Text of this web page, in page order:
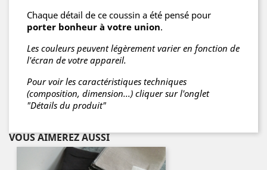
Chaque détail de ce coussin a été pensé pour
porter bonheur à votre union.
Les couleurs peuvent légèrement varier en fonction de
l'écran de votre appareil.
Pour voir les caractéristiques techniques
(composition, dimension...) cliquer sur l'onglet
"Détails du produit"
VOUS AIMEREZ AUSSI